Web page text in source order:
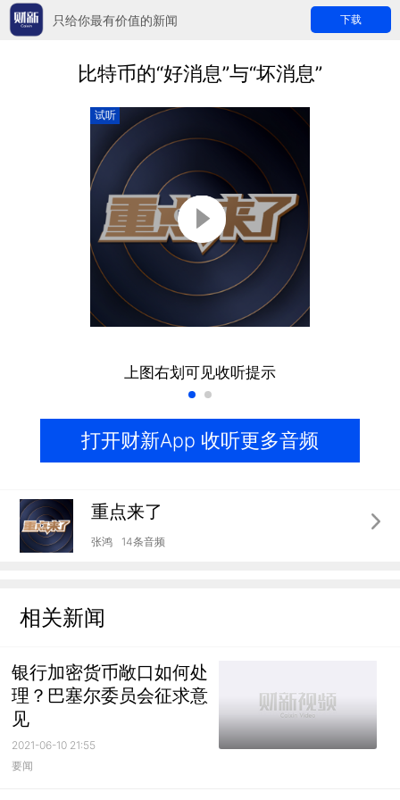
只给你最有价值的新闻 下载
比特币的“好消息”与“坏消息”
试听
上图右划可见收听提示
打开财新App 收听更多音频
重点来了
张鸿 14条音频
相关新闻
银行加密货币敞口如何处
理？巴塞尔委员会征求意
见
2021-06-10 21:55
要闻